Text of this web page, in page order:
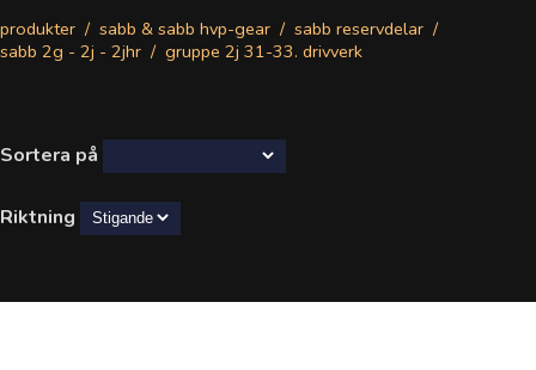
produkter sabb & sabb hvp-gear
sabb reservdelar
sabb 2g - 2j - 2jhr
gruppe 2j 31-33. drivverk
Sortera på
Riktning